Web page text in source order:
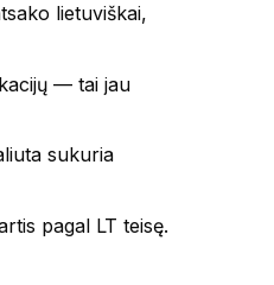
lietuviškai,
— tai jau
sukuria
pagal LT teisę.